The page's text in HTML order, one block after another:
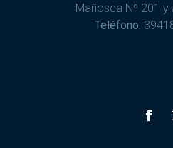
Mañosca Nº 201
Teléfono: